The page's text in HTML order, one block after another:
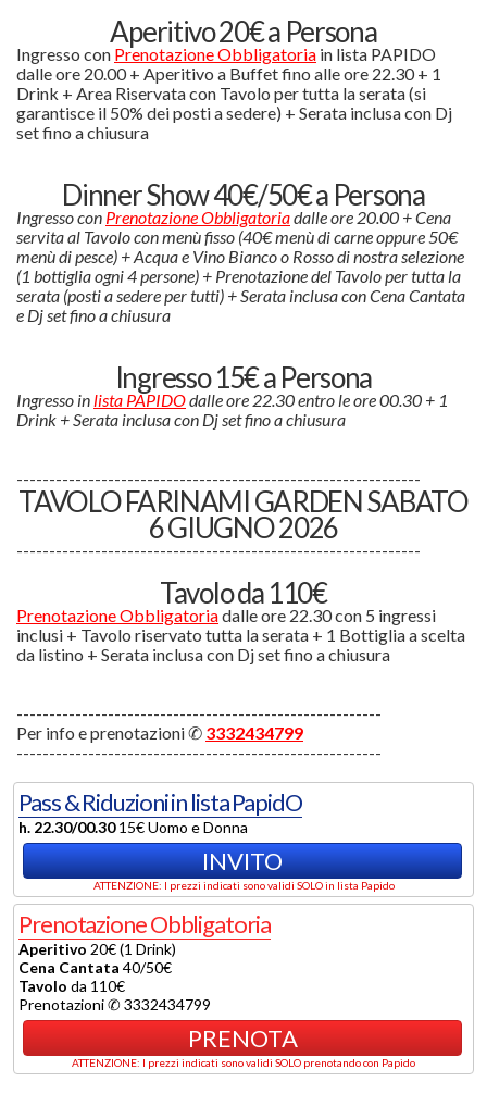
Aperitivo 20€ a Persona
Ingresso con Prenotazione Obbligatoria in lista PAPIDO
dalle ore 20.00 + Aperitivo a Buffet fino alle ore 22.30 + 1
Drink + Area Riservata con Tavolo per tutta la serata (si
garantisce il 50% dei posti a sedere) + Serata inclusa con Dj
set fino a chiusura
Dinner Show 40€/50€ a Persona
Ingresso con Prenotazione Obbligatoriadalle ore 20.00 + Cena
servita al Tavolo con menù fisso (40€ menù di carne oppure 50€
menù di pesce) + Acqua e Vino Bianco o Rosso di nostra selezione
(1 bottiglia ogni 4 persone) + Prenotazione del Tavolo per tutta la
serata (posti a sedere per tutti) + Serata inclusa con Cena Cantata
e Dj set fino a chiusura
Ingresso 15€ a Persona
Ingresso inlista PAPIDOdalle ore 22.30 entro le ore 00.30 + 1
Drink + Serata inclusa con Dj set fino a chiusura
--------------------------------------------------------------
TAVOLO FARINAMI GARDEN SABATO
6 GIUGNO 2026
--------------------------------------------------------------
Tavolo da 110€
Prenotazione Obbligatoriadalle ore 22.30 con 5 ingressi
inclusi + Tavolo riservato tutta la serata + 1 Bottiglia a scelta
da listino + Serata inclusa con Dj set fino a chiusura
--------------------------------------------------------
Per info e prenotazioni ✆ 3332434799
--------------------------------------------------------
Pass & Riduzioni in lista PapidO
h. 22.30/00.3015€ Uomo e Donna
INVITO
ATTENZIONE: I prezzi indicati sono validi SOLO in lista Papido
Prenotazione Obbligatoria
Aperitivo 20€ (1 Drink)
Cena Cantata 40/50€
Tavolo da 110€
Prenotazioni ✆ 3332434799
PRENOTA
ATTENZIONE: I prezzi indicati sono validi SOLO prenotando con Papido